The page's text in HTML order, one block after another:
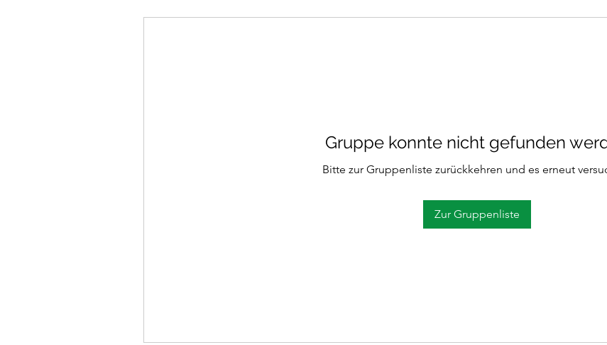
Gruppe konnte nicht gefunden
Bitte zur Gruppenliste zurückkehren und es erneut
Zur Gruppenliste